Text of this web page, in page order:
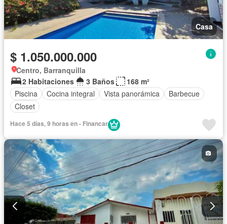
Casa
$ 1.050.000.000
Centro, Barranquilla
2 Habitaciones
3 Baños
168 m²
Piscina
Cocina integral Vista panorámica
Barbecue
Closet
Hace 5 días, 9 horas en - Financar